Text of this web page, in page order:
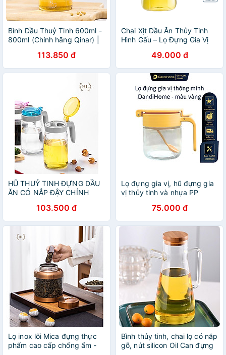
Bình Dầu Thuỷ Tinh 600ml -
800ml (Chính hãng Qinar) |
RÓT DẦU ĂN - GIA VỊ -
NƯỚC CHẤM TIỆN DỤNG
113.850 đ
Chai Xịt Dầu Ăn Thủy Tinh
Hình Gấu – Lọ Đựng Gia Vị
CHÍNH HÃNG MINIIN
49.000 đ
HŨ THUỶ TINH ĐỰNG DẦU
ĂN CÓ NẮP ĐẬY CHÍNH
MẮM NẮP CHỤP | BÌNH
THỦY TINH ĐỰNG DẦU
CHỊU NHIỆT
103.500 đ
Lọ đựng gia vị, hũ đựng gia
vị thủy tinh và nhựa PP
đẹp, tiện lợi75.000 đ
Lọ inox lõi Mica đựng thực
phẩm cao cấp chống ẩm -
Bình thủy tinh, chai lọ có nắp
gỗ, nút silicon Oil Can đựng